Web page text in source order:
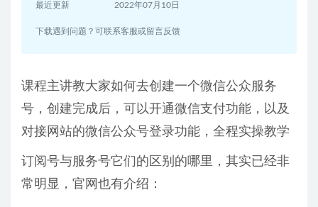
最近更新 2022年07月10日
下载遇到问题？可联系客服或留言反馈
课程主讲教大家如何去创建一个微信公众服务
号，创建完成后，可以开通微信支付功能，以及
对接网站的微信公众号登录功能，全程实操教学
订阅号与服务号它们的区别的哪里，其实已经非
常明显，官网也有介绍：